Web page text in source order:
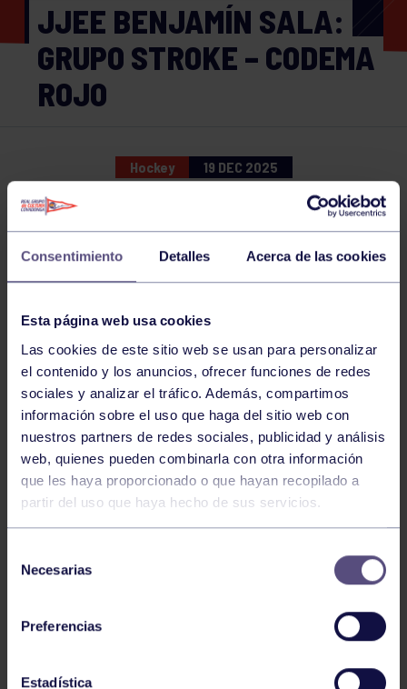
Consentimiento Detalles Acerca de las cookies
Esta página web usa cookies
Las cookies de este sitio web se usan para personalizar
el contenido y los anuncios, ofrecer funciones de redes
sociales y analizar el tráfico. Además, compartimos
información sobre el uso que haga del sitio web con
nuestros partners de redes sociales, publicidad y análisis
web, quienes pueden combinarla con otra información
que les haya proporcionado o que hayan recopilado a
partir del uso que haya hecho de sus servicios.
Necesarias
Preferencias
Estadística
JJEE BENJAMÍN SALA:
GRUPO STROKE – CODEMA
ROJO
Hockey 19 DEC 2025
NOTICIAS RELACIONADAS
Hockey 28 Jul 2026
ÓSCAR PALOMERO, RUMBO AL
MUNDIAL